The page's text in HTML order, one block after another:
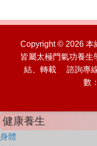
Copyright © 2026 本
皆屬太極門氣功養生
結、轉載 諮詢專
數
健康養生
身體